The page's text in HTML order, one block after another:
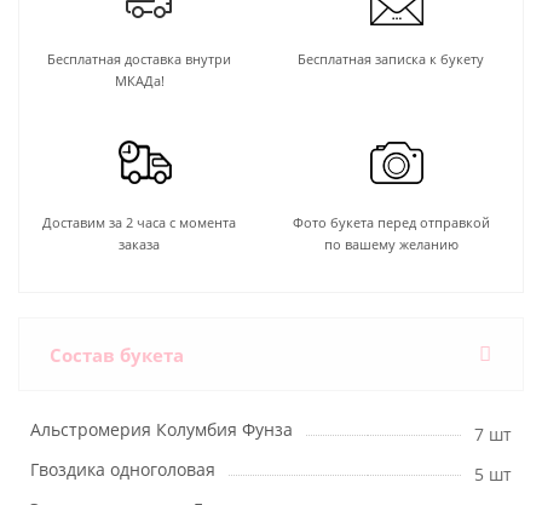
Бесплатная доставка внутри
МКАДа!
Бесплатная записка к букету
Доставим за 2 часа с момента
заказа
Фото букета перед отправкой
по вашему желанию
Состав букета
Альстромерия Колумбия Фунза
7 шт
Гвоздика одноголовая
5 шт